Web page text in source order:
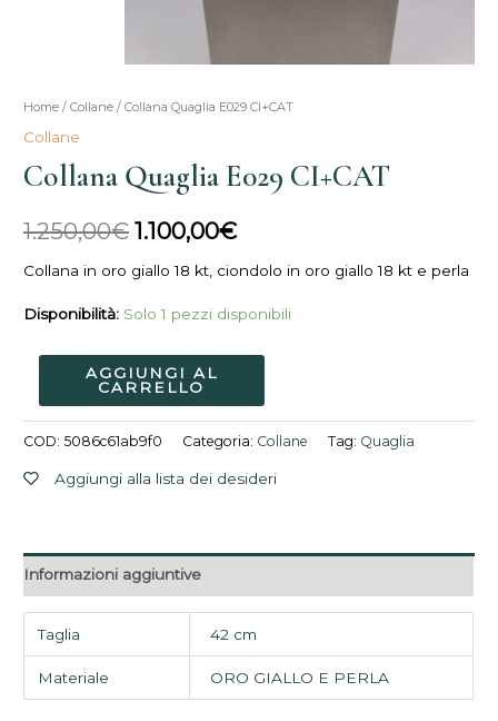
Home /Collane / Collana Quaglia E029 CI+CAT
Collane
Collana Quaglia E029 CI+CAT
1.250,00€
Il
prezzo
originale
era:
1.250,00€.
1.100,00€
Il
attuale
è:
1.100,00€.
Collana in oro giallo 18 kt, ciondolo in oro giallo 18 kt e perla
Disponibilità: Solo 1 pezzi disponibili
Collana
Quaglia
E029
CI+CAT
quantità
AGGIUNGI AL
CARRELLO
COD: 5086c61ab9f0 Categoria: Collane Tag: Quaglia
Aggiungi alla lista dei desideri
Informazioni aggiuntive
Taglia 42 cm
Materiale ORO GIALLO E PERLA